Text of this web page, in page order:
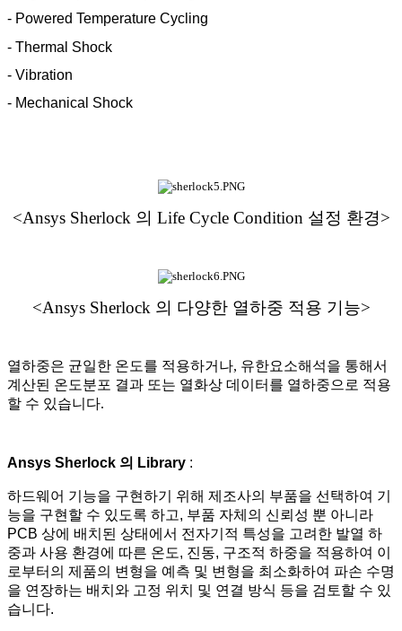
- Powered Temperature Cycling
- Thermal Shock
- Vibration
- Mechanical Shock
<Ansys Sherlock 의 Life Cycle Condition 설정 환경>
<Ansys Sherlock 의 다양한 열하중 적용 기능>
열하중은 균일한 온도를 적용하거나, 유한요소해석을 통해서
계산된 온도분포 결과 또는 열화상 데이터를 열하중으로 적용
할 수 있습니다.
Ansys Sherlock 의 Library :
하드웨어 기능을 구현하기 위해 제조사의 부품을 선택하여 기
능을 구현할 수 있도록 하고, 부품 자체의 신뢰성 뿐 아니라
PCB 상에 배치된 상태에서 전자기적 특성을 고려한 발열 하
중과 사용 환경에 따른 온도, 진동, 구조적 하중을 적용하여 이
로부터의 제품의 변형을 예측 및 변형을 최소화하여 파손 수명
을 연장하는 배치와 고정 위치 및 연결 방식 등을 검토할 수 있
습니다.